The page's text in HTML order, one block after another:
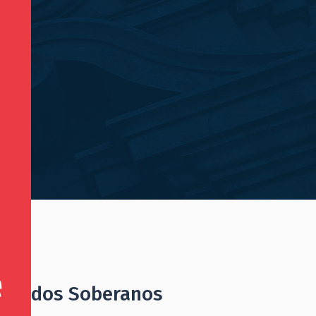
Soberanos